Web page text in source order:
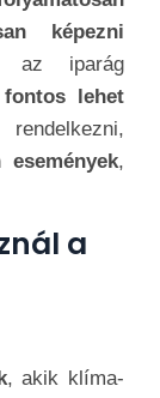
képezni
az iparág
lehet
rendelkezni,
,
a
, akik klíma-